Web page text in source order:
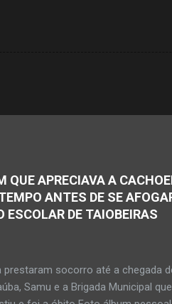
QUE APRECIAVA A
ANTES DE SE
ESCOLAR DE TAIOBEIRAS
prestaram socorro até a chegada
Samu e a Brigada Municipal